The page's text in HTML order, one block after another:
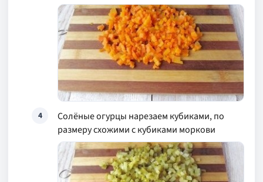
4
Солёные огурцы нарезаем кубиками, по
размеру схожими с кубиками моркови